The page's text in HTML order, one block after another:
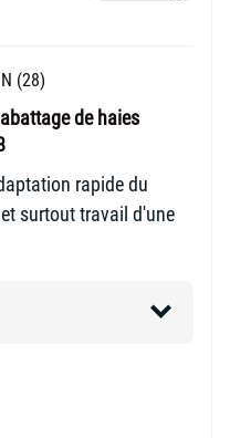
(28)
de haies
rapide du
surtout travail d'une